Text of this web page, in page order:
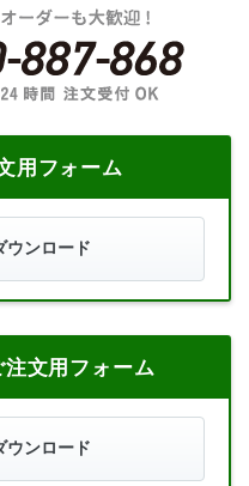
用フォーム
ウンロード
文用フォーム
ウンロード